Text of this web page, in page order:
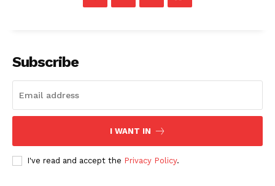
Subscribe
I WANT IN
I've read and accept the Privacy Policy.